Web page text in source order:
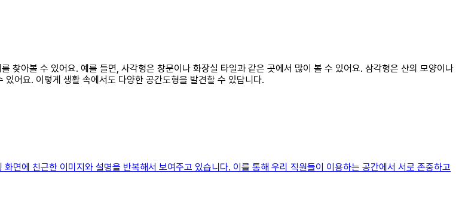
찾아볼 수 있어요. 예를 들면, 사각형은 창문이나 화장실 타일과 같은 곳에서 많이 볼 수 있어요. 삼각형은 산의 모양이나
어요. 이렇게 생활 속에서도 다양한 공간도형을 발견할 수 있답니다.
면에 친근한 이미지와 설명을 반복해서 보여주고 있습니다. 이를 통해 우리 직원들이 이용하는 공간에서 서로 존중하고